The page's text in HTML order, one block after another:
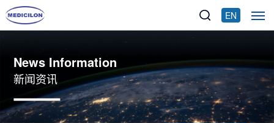
EN
News Information
新闻资讯